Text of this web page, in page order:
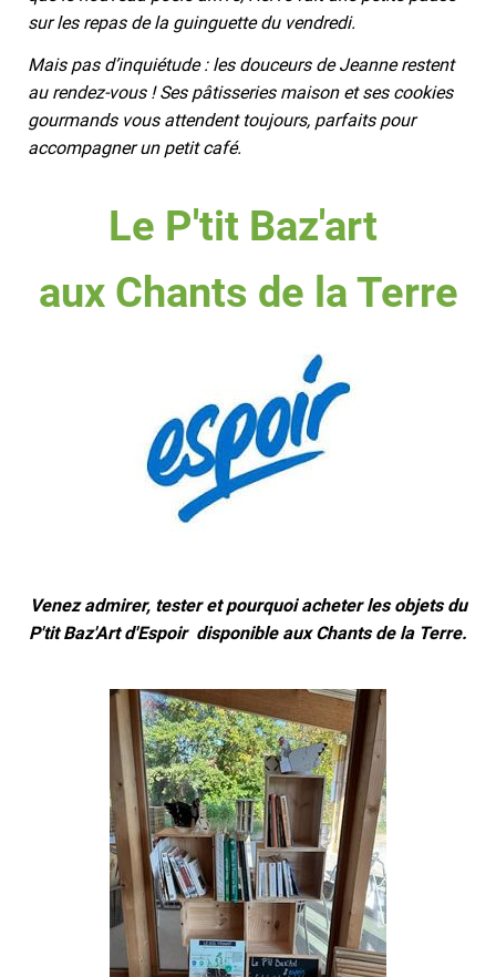
sur les repas de la guinguette du vendredi.
Mais pas d’inquiétude : les douceurs de Jeanne restent
au rendez-vous ! Ses pâtisseries maison et ses cookies
gourmands vous attendent toujours, parfaits pour
accompagner un petit café.
Le P'tit Baz'art
aux Chants de la Terre
Venez admirer, tester et pourquoi acheter les objets du
P'tit Baz'Art d'Espoir disponible aux Chants de la Terre.